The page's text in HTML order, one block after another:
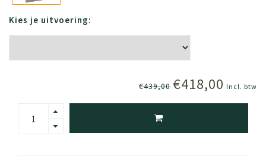
Kies je uitvoering:
€439,00 €418,00 Incl. btw